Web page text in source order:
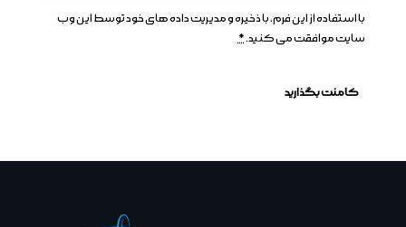
با استفاده از این فرم، با ذخیره و مدیریت داده های خود توسط این وب
سایت موافقت می کنید.*